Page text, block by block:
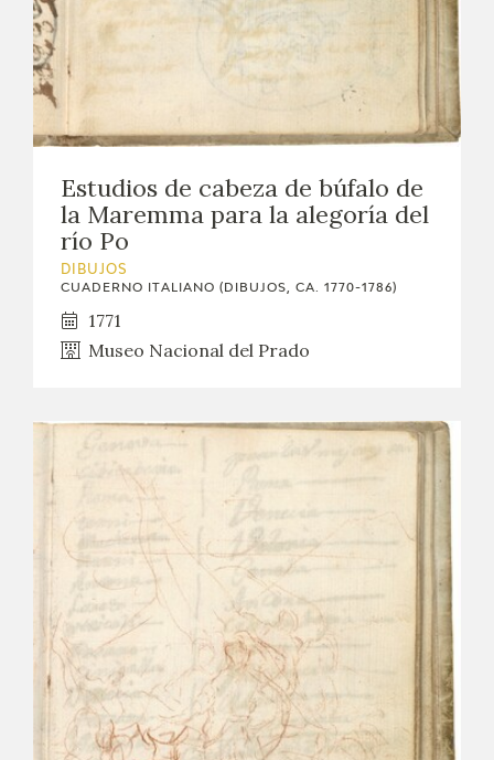
TIENDA ONLINE
EDUCA
CEDEA
RECURSOS EDUCATIVOS
FICHAS ARASAAC
Estudios de cabeza de búfalo de
la Maremma para la alegoría del
río Po
DIBUJOS
CUADERNO ITALIANO (DIBUJOS, CA. 1770-1786)
1771
Museo Nacional del Prado